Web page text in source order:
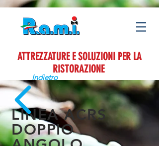
ATTREZZATURE E SOLUZIONI PER LA
RISTORAZIONE
LINEA ACRS
DOPPIO
Indietro